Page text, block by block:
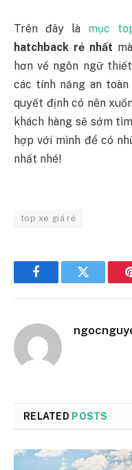
Trên đây là mục
hatchback rẻ nhất
hơn về ngôn ngữ
các tính năng an
quyết định có nên
khách hàng sẽ sớm
hợp với mình để có
nhất nhé!
top xe giá rẻ
FacebookTwitter
RELATED POSTS